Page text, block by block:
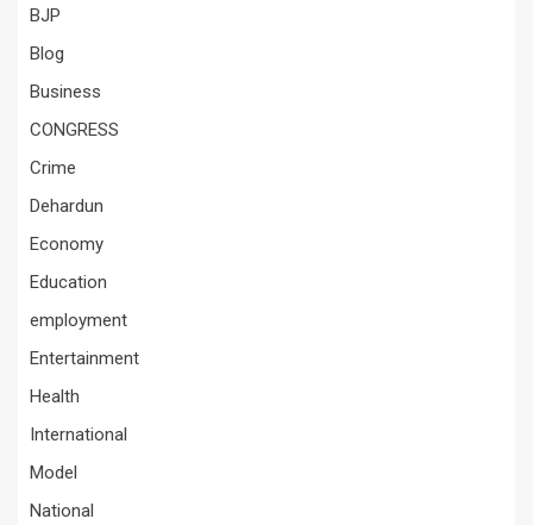
BJP
Blog
Business
CONGRESS
Crime
Dehardun
Economy
Education
employment
Entertainment
Health
International
Model
National